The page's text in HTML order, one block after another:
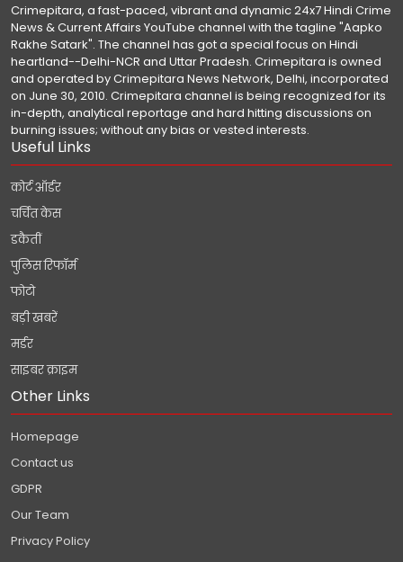
Crimepitara, a fast-paced, vibrant and dynamic 24x7 Hindi Crime
News & Current Affairs YouTube channel with the tagline "Aapko
Rakhe Satark". The channel has got a special focus on Hindi
heartland--Delhi-NCR and Uttar Pradesh. Crimepitara is owned
and operated by Crimepitara News Network, Delhi, incorporated
on June 30, 2010. Crimepitara channel is being recognized for its
in-depth, analytical reportage and hard hitting discussions on
burning issues; without any bias or vested interests.
Useful Links
कोर्ट ऑर्डर
चर्चित केस
डकैतीं
पुलिस रिफॉर्म
फोटो
बड़ी खबरें
मर्डर
साइबर क्राइम
Other Links
Homepage
Contact us
GDPR
Our Team
Privacy Policy